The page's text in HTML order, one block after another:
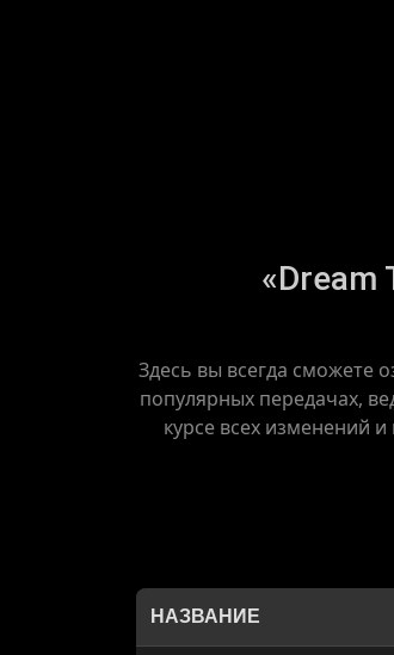
«Dream
Здесь вы всегда сможете
популярных передачах,
курсе всех изменений
НАЗВАНИЕ